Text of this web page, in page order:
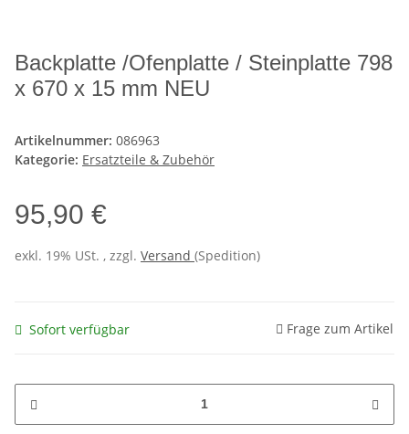
Backplatte /Ofenplatte / Steinplatte 798
x 670 x 15 mm NEU
Artikelnummer: 086963
Kategorie: Ersatzteile & Zubehör
95,90 €
exkl. 19% USt. , zzgl. Versand (Spedition)
Sofort verfügbar Frage zum Artikel